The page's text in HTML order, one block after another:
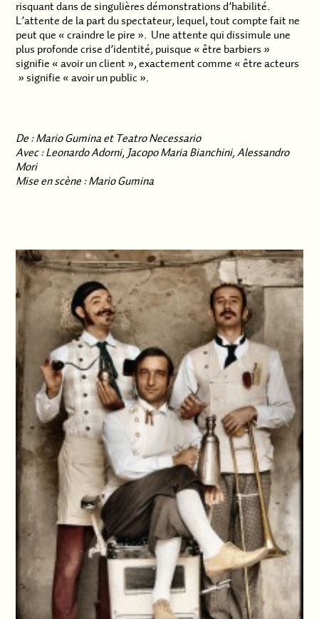
risquant dans de singulières démonstrations d’habilité.
L’attente de la part du spectateur, lequel, tout compte fait ne
peut que « craindre le pire ». Une attente qui dissimule une
plus profonde crise d’identité, puisque « être barbiers »
signifie « avoir un client », exactement comme « être acteurs
» signifie « avoir un public ».
De : Mario Gumina et Teatro Necessario
Avec : Leonardo Adorni, Jacopo Maria Bianchini, Alessandro
Mori
Mise en scène : Mario Gumina